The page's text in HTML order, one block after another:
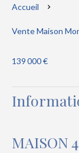
Accueil
Vente Maison
139 000 €
MAISON